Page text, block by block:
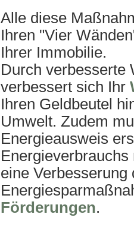
Alle diese
Ihren "Vier
Ihrer Immobilie.
Durch verbesserte
verbessert sich Ihr
Ihren Geldbeutel
Umwelt. Zudem
Energieausweis
eine
Förderungen.